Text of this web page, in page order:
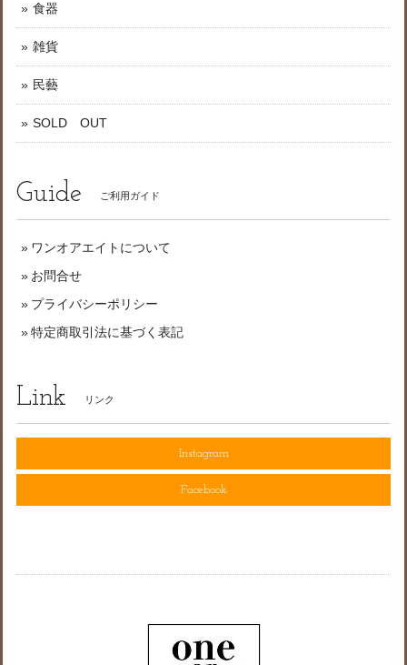
食器
雑貨
民藝
SOLD OUT
Guide ご利用ガイド
ワンオアエイトについて
お問合せ
プライバシーポリシー
特定商取引法に基づく表記
Link リンク
Instagram
Facebook